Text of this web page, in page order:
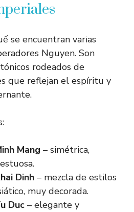
se encuentran varias
Nguyen. Son
rodeados de
que reflejan el espíritu y
Mang – simétrica,
Dinh – mezcla de estilos
muy decorada.
Duc – elegante y